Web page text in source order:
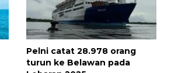
Pelni catat 28.978 orang
turun ke Belawan pada